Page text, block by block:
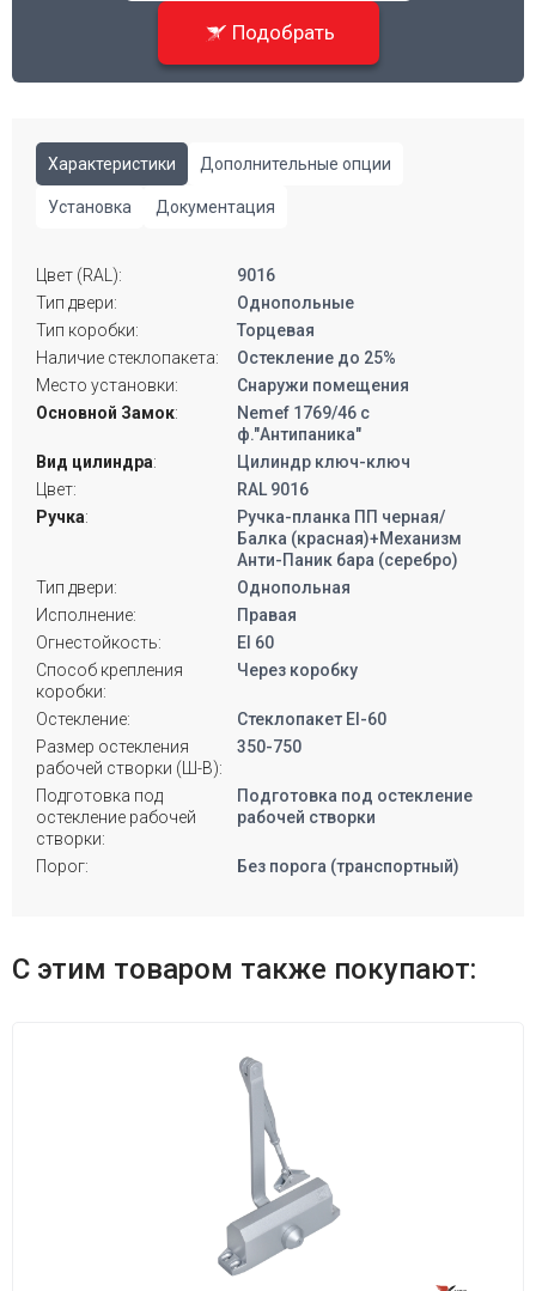
Подобрать
Характеристики Дополнительные опции
Установка Документация
Цвет (RAL):
9016
Тип двери:
Однопольные
Тип коробки:
Торцевая
Наличие стеклопакета:
Остекление до 25%
Место установки:
Снаружи помещения
Основной Замок:
Nemef 1769/46 с
ф."Антипаника"
Вид цилиндра:
Цилиндр ключ-ключ
Цвет:
RAL 9016
Ручка:
Ручка-планка ПП черная/
Балка (красная)+Механизм
Анти-Паник бара (серебро)
Тип двери:
Однопольная
Исполнение:
Правая
Огнестойкость:
EI 60
Способ крепления
коробки:
Через коробку
Остекление:
Стеклопакет EI-60
Размер остекления
рабочей створки (Ш-В):
350-750
Подготовка под
остекление рабочей
створки:
Подготовка под остекление
рабочей створки
Порог: Без порога (транспортный)
С этим товаром также покупают: